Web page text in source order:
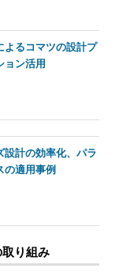
よるコマツの設計プ
ョン活用
設計の効率化、パラ
の適用事例
り組み